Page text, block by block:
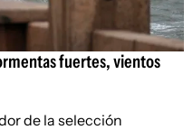
fuertes, vientos